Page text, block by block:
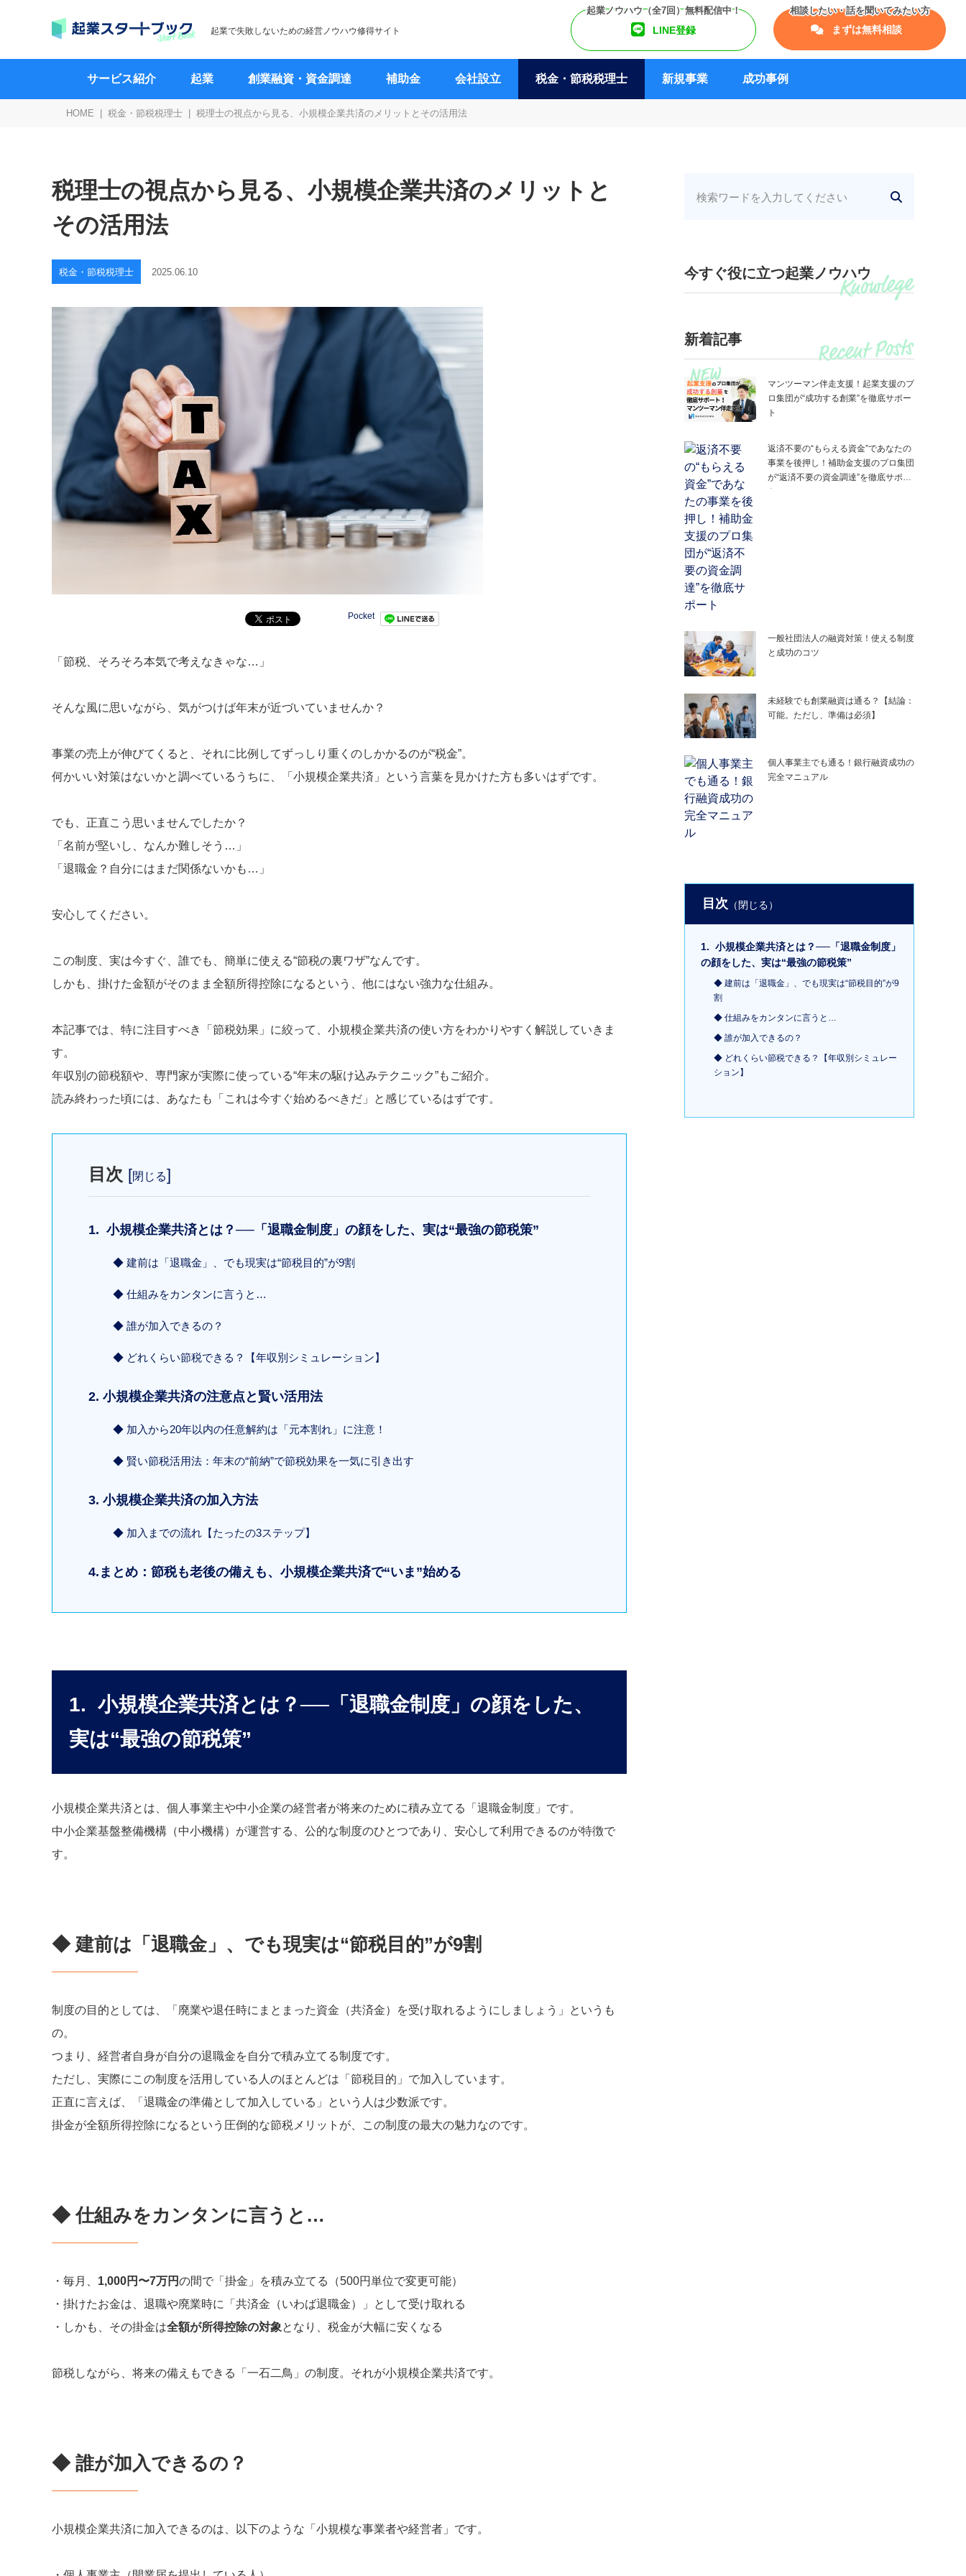
起業で失敗しないための経営ノウハウ修得サイト LINE登録 まずは無料相談
サービス紹介 起業 創業融資・資金調達 補助金 会社設立 税金・節税税理士 新規事業 成功事例
HOME 税金・節税税理士 税理士の視点から見る、小規模企業共済のメリットとその活用法
税理士の視点から見る、小規模企業共済のメリットと
その活用法
税金・節税税理士 2025.06.10
Pocket
「節税、そろそろ本気で考えなきゃな…」
そんな風に思いながら、気がつけば年末が近づいていませんか？
事業の売上が伸びてくると、それに比例してずっしり重くのしかかるのが“税金”。
何かいい対策はないかと調べているうちに、「小規模企業共済」という言葉を見かけた方も多いはずです。
でも、正直こう思いませんでしたか？
「名前が堅いし、なんか難しそう…」
「退職金？自分にはまだ関係ないかも…」
安心してください。
この制度、実は今すぐ、誰でも、簡単に使える“節税の裏ワザ”なんです。
しかも、掛けた金額がそのまま全額所得控除になるという、他にはない強力な仕組み。
本記事では、特に注目すべき「節税効果」に絞って、小規模企業共済の使い方をわかりやすく解説していきま
す。
年収別の節税額や、専門家が実際に使っている“年末の駆け込みテクニック”もご紹介。
読み終わった頃には、あなたも「これは今すぐ始めるべきだ」と感じているはずです。
目次 [閉じる]
1. 小規模企業共済とは？──「退職金制度」の顔をした、実は“最強の節税策”
◆ 建前は「退職金」、でも現実は“節税目的”が9割
◆ 仕組みをカンタンに言うと…
◆ 誰が加入できるの？
◆ どれくらい節税できる？【年収別シミュレーション】
2. 小規模企業共済の注意点と賢い活用法
◆ 加入から20年以内の任意解約は「元本割れ」に注意！
◆ 賢い節税活用法：年末の“前納”で節税効果を一気に引き出す
3. 小規模企業共済の加入方法
◆ 加入までの流れ【たったの3ステップ】
4.まとめ：節税も老後の備えも、小規模企業共済で“いま”始める
1. 小規模企業共済とは？──「退職金制度」の顔をした、
実は“最強の節税策”
小規模企業共済とは、個人事業主や中小企業の経営者が将来のために積み立てる「退職金制度」です。
中小企業基盤整備機構（中小機構）が運営する、公的な制度のひとつであり、安心して利用できるのが特徴で
す。
◆ 建前は「退職金」、でも現実は“節税目的”が9割
制度の目的としては、「廃業や退任時にまとまった資金（共済金）を受け取れるようにしましょう」というも
の。
つまり、経営者自身が自分の退職金を自分で積み立てる制度です。
ただし、実際にこの制度を活用している人のほとんどは「節税目的」で加入しています。
正直に言えば、「退職金の準備として加入している」という人は少数派です。
掛金が全額所得控除になるという圧倒的な節税メリットが、この制度の最大の魅力なのです。
◆ 仕組みをカンタンに言うと…
・毎月、 1,000円〜7万円の間で「掛金」を積み立てる（500円単位で変更可能）
・掛けたお金は、退職や廃業時に「共済金（いわば退職金）」として受け取れる
・しかも、その掛金は全額が所得控除の対象となり、税金が大幅に安くなる
節税しながら、将来の備えもできる「一石二鳥」の制度。それが小規模企業共済です。
◆ 誰が加入できるの？
小規模企業共済に加入できるのは、以下のような「小規模な事業者や経営者」です。
今すぐ役に立つ起業ノウハウ
新着記事
マンツーマン伴走支援！起業支援のプ
ロ集団が“成功する創業”を徹底サポー
ト
返済不要の“もらえる資金”であなたの
事業を後押し！補助金支援のプロ集団
が“返済不要の資金調達”を徹底サポー
ト
一般社団法人の融資対策！使える制度
と成功のコツ
未経験でも創業融資は通る？【結論：
可能。ただし、準備は必須】
個人事業主でも通る！銀行融資成功の
完全マニュアル
目次
1. 小規模企業共済とは？──「退職金制度」
の顔をした、実は“最強の節税策”
◆ 建前は「退職金」、でも現実は“節税目的”が9
割
◆ 仕組みをカンタンに言うと…
◆ 誰が加入できるの？
◆ どれくらい節税できる？【年収別シミュレー
ション】
◆ 加入から20年以内の任意解約は「元本割れ」